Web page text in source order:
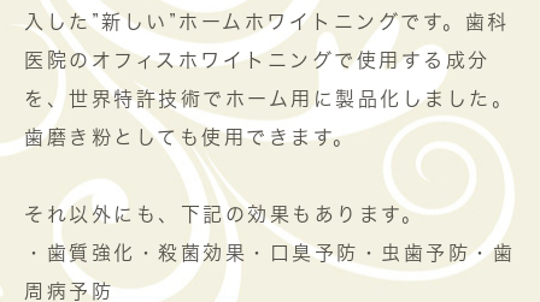
入した”新しい”ホームホワイトニングです。歯科
医院のオフィスホワイトニングで使用する成分
を、世界特許技術でホーム用に製品化しました。
歯磨き粉としても使用できます。
それ以外にも、下記の効果もあります。
・歯質強化・殺菌効果・口臭予防・虫歯予防・歯
周病予防